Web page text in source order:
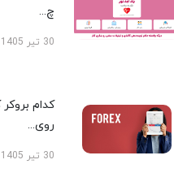
چ...
30 تیر 1405
کدام بروکر
روی...
30 تیر 1405